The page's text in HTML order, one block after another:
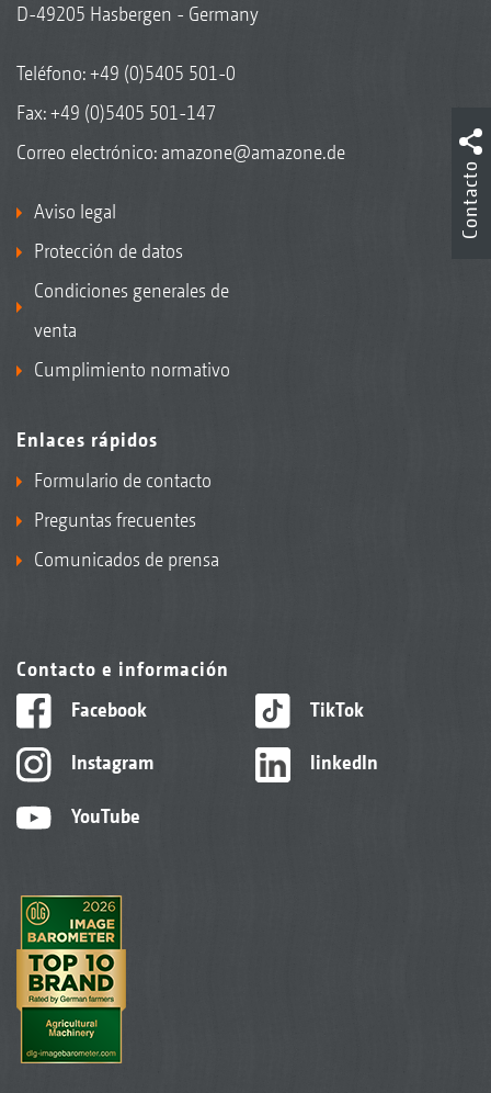
D-49205 Hasbergen - Germany
Teléfono:+49 (0)5405 501-0
Fax: +49 (0)5405 501-147
Correo electrónico: amazone@amazone.de
Aviso legal
Protección de datos
Condiciones generales de
venta
Cumplimiento normativo
Enlaces rápidos
Formulario de contacto
Preguntas frecuentes
Comunicados de prensa
Contacto e información
Facebook
Instagram
YouTube
TikTok
linkedIn
Contacto